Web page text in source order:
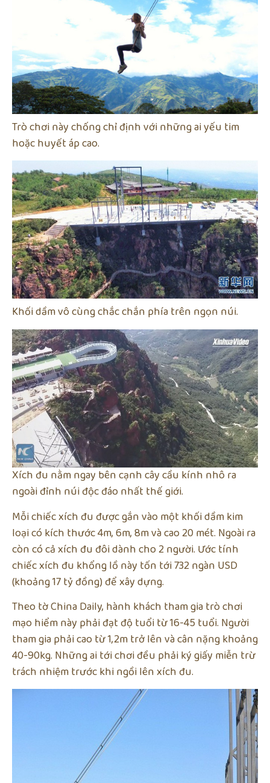
Trò chơi này chống chỉ định với những ai yếu tim
hoặc huyết áp cao.
Khối dầm vô cùng chắc chắn phía trên ngọn núi.
Xích đu nằm ngay bên cạnh cây cầu kính nhô ra
ngoài đỉnh núi độc đáo nhất thế giới.
Mỗi chiếc xích đu được gắn vào một khối dầm kim
loại có kích thước 4m, 6m, 8m và cao 20 mét. Ngoài ra
còn có cả xích đu đôi dành cho 2 người. Ước tính
chiếc xích đu khổng lồ này tốn tới 732 ngàn USD
(khoảng 17 tỷ đồng) để xây dựng.
Theo tờ China Daily, hành khách tham gia trò chơi
mạo hiểm này phải đạt độ tuổi từ 16-45 tuổi. Người
tham gia phải cao từ 1,2m trở lên và cân nặng khoảng
40-90kg. Những ai tới chơi đều phải ký giấy miễn trừ
trách nhiệm trước khi ngồi lên xích đu.